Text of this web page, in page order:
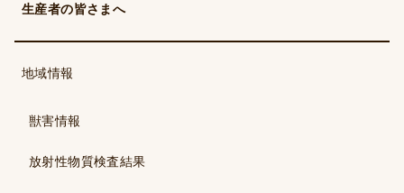
生産者の皆さまへ
地域情報
獣害情報
放射性物質検査結果